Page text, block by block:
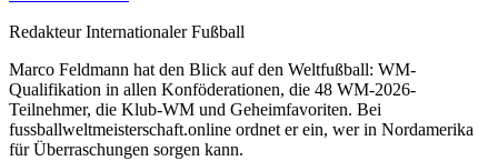
Redakteur Internationaler Fußball
Marco Feldmann hat den Blick auf den Weltfußball: WM-
Qualifikation in allen Konföderationen, die 48 WM-2026-
Teilnehmer, die Klub-WM und Geheimfavoriten. Bei
fussballweltmeisterschaft.online ordnet er ein, wer in Nordamerika
für Überraschungen sorgen kann.